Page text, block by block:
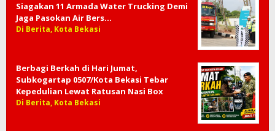
Siagakan 11 Armada Water Trucking Demi
Jaga Pasokan Air Bers…
Di Berita, Kota Bekasi
Berbagi Berkah di Hari Jumat,
Subkogartap 0507/Kota Bekasi Tebar
Kepedulian Lewat Ratusan Nasi Box
Di Berita, Kota Bekasi